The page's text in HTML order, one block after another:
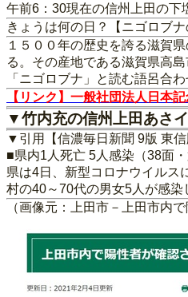
午前6：30現在の信州上田の下
きょうは何の日？【ニゴロブナ
１５００年の歴史を誇る滋賀
る。その産地である滋賀県高
「ニゴロブナ」と読む語呂合
【リンク】一般社団法人日本
▼竹内充の信州上田あさ
▼引用【信濃毎日新聞 9版 東信
■県内1人死亡 5人感染（38面・
県は4日、新型コロナウイルス
村の40～70代の男女5人が感染
（画像元：上田市－上田市内